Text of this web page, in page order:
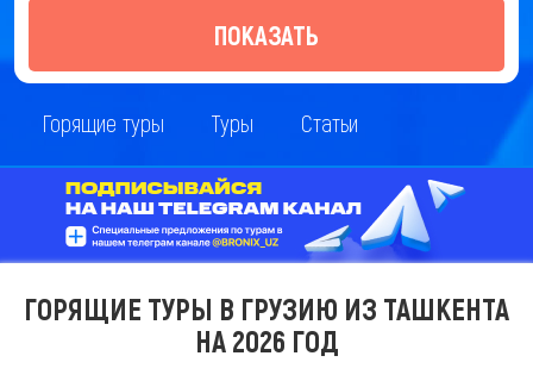
ПОКАЗАТЬ
Горящие туры Туры Статьи
ГОРЯЩИЕ ТУРЫ В ГРУЗИЮ ИЗ ТАШКЕНТА
НА 2026 ГОД